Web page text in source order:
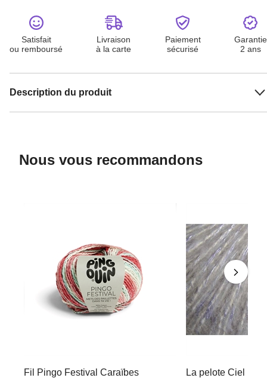
Satisfait
ou remboursé
Livraison
à la carte
Paiement
sécurisé
Garantie
2 ans
Description du produit
Nous vous recommandons
Fil Pingo Festival Caraïbes
La pelote Ciel